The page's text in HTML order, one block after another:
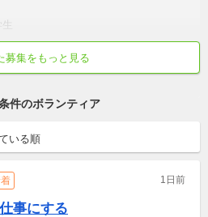
歓迎 シニア歓迎
募集をもっと見る
件のボランティア
いる順
1日前
事にする